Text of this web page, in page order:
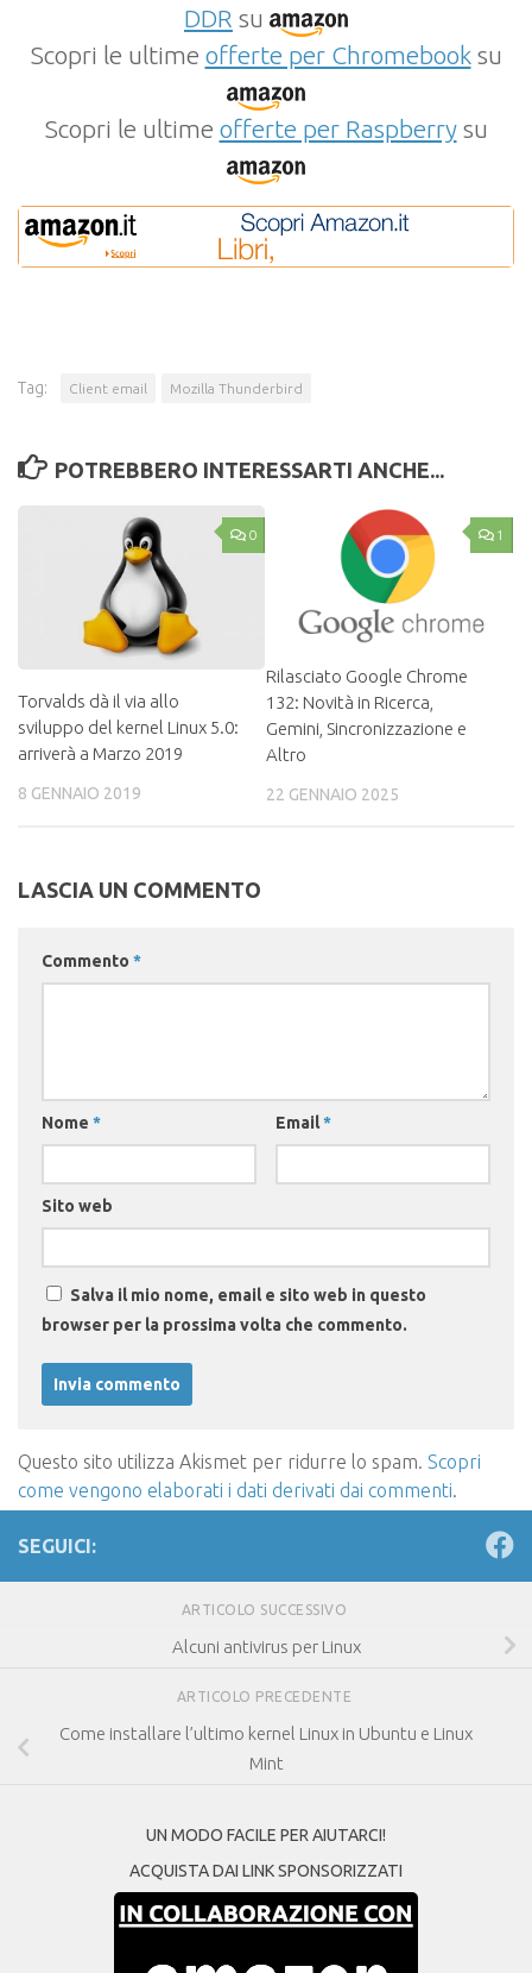
DDR su
Scopri le ultime offerte per Chromebooksu
Scopri le ultime offerte per Raspberrysu
Tag: Client email Mozilla Thunderbird
POTREBBERO INTERESSARTI ANCHE...
0
Torvalds dà il via allo
sviluppo del kernel Linux 5.0:
arriverà a Marzo 2019
8 GENNAIO 2019
1
Rilasciato Google Chrome
132: Novità in Ricerca,
Gemini, Sincronizzazione e
Altro
22 GENNAIO 2025
LASCIA UN COMMENTO
Commento *
Nome * Email*
Sito web
Salva il mio nome, email e sito web in questo
browser per la prossima volta che commento.
Questo sito utilizza Akismet per ridurre lo spam. Scopri
come vengono elaborati i dati derivati dai commenti.
SEGUICI:
ARTICOLO SUCCESSIVO
Alcuni antivirus per Linux
ARTICOLO PRECEDENTE
Come installare l’ultimo kernel Linux in Ubuntu e Linux
Mint
UN MODO FACILE PER AIUTARCI!
ACQUISTA DAI LINK SPONSORIZZATI